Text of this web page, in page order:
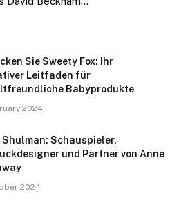
Sie Sweety Fox: Ihr
Leitfaden für
Babyprodukte
2024
Shulman: Schauspieler,
und Partner von Anne
2024